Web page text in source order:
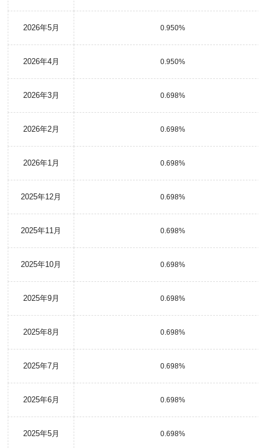
2026年5月 0.950%
2026年4月 0.950%
2026年3月 0.698%
2026年2月 0.698%
2026年1月 0.698%
2025年12月 0.698%
2025年11月 0.698%
2025年10月 0.698%
2025年9月 0.698%
2025年8月 0.698%
2025年7月 0.698%
2025年6月 0.698%
2025年5月 0.698%